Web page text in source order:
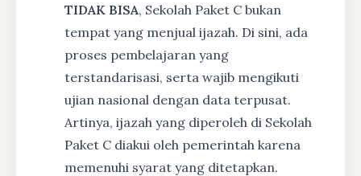
TIDAK BISA, Sekolah Paket C bukan
tempat yang menjual ijazah. Di sini, ada
proses pembelajaran yang
terstandarisasi, serta wajib mengikuti
ujian nasional dengan data terpusat.
Artinya, ijazah yang diperoleh di Sekolah
Paket C diakui oleh pemerintah karena
memenuhi syarat yang ditetapkan.